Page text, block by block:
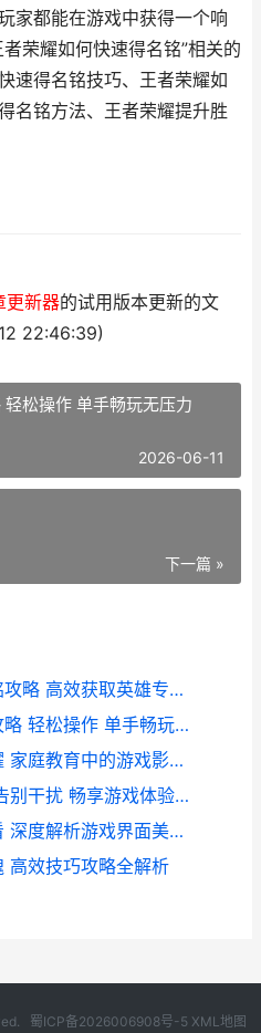
家都能在游戏中获得一个响
荣耀如何快速得名铭”相关的
速得名铭技巧、王者荣耀如
名铭方法、王者荣耀提升胜
更新器的试用版本更新的文
22:46:39)
松操作 单手畅玩无压力
2026-06-11
下一篇 »
王者荣耀如何快速得名铭攻略 高效获取英雄专属称号技巧
王者荣耀如何单手设置攻略 轻松操作 单手畅玩无压力
如何评价家长搞王者荣耀 家庭教育中的游戏影响与对策探讨
王者荣耀如何关掉黄圈 告别干扰 畅享游戏体验攻略
王者荣耀如何夸系统好看 深度解析游戏界面美学与视觉体验
高效技巧攻略全解析
蜀ICP备2026006908号-5 XML地图